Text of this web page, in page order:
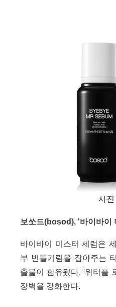
사진
보쏘드(bosod), '바이바이
바이바이 미스터 세럼은
부 번들거림을 잡아주는
출물이 함유됐다. '워터풀
장벽을 강화한다.